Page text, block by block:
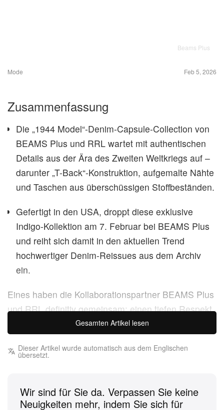
Beams Plus
Mode Feb 5, 2026
Zusammenfassung
Die „1944 Model“-Denim-Capsule-Collection von
BEAMS Plus und RRL wartet mit authentischen
Details aus der Ära des Zweiten Weltkriegs auf –
darunter „T-Back“-Konstruktion, aufgemalte Nähte
und Taschen aus überschüssigen Stoffbeständen.
Gefertigt in den USA, droppt diese exklusive
Indigo-Kollektion am 7. Februar bei BEAMS Plus
und reiht sich damit in den aktuellen Trend
hochwertiger Denim-Reissues aus dem Archiv
ein.
Eines haben die Kollaborationspartner BEAMS Plus
und RRL definitiv gemeinsam: einen tiefen Respekt
vor klassischen amerikanischen Silhouetten. Sowohl
das in Japan gegründete Americana-Label als auch
Ralph Laurens Premium-Subbrand lassen sich von
Langlebigkeit geprägt waren.
Gesamten Artikel lesen
Dieser Artikel wurde automatisch aus dem Englischen
übersetzt.
Wir sind für Sie da. Verpassen Sie keine
Neuigkeiten mehr, indem Sie sich für